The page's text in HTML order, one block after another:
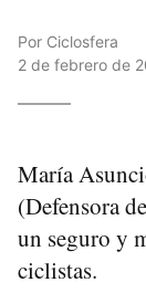
Por Ciclosfera
2 de febrero de
María
(Defensora
un seguro y
ciclistas.